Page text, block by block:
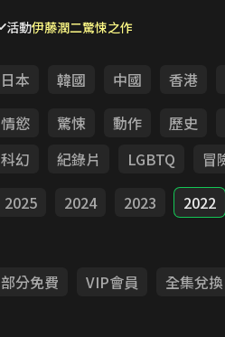
活動伊藤潤二驚悚之作
日本 韓國 中國 香港
情慾 驚悚 動作 歷史
科幻 紀錄片 LGBTQ 冒
2025 2024 2023 2022
部分免費 VIP會員 全集兌換